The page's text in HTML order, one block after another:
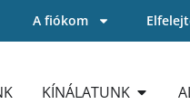
A fiókom
KÍNÁLATUNK